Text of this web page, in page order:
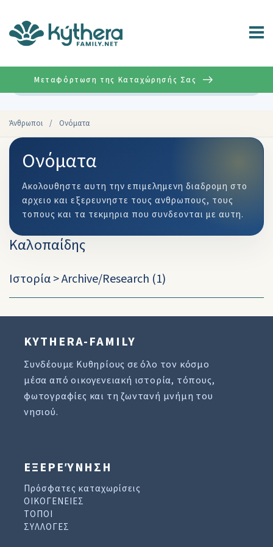
Άνθρωποι / Ονόματα
Μεταφόρτωση της Καταχώρησής Σας
Ονόματα
Ακολουθηστε αυτη την επιμελημενη διαδρομη στο
αρχειο και εξερευνηστε τους ανθρωπους, τους
τοπους και τα τεκμηρια που συνδεονται με αυτη.
Καλοπαίδης
Ιστορία>Archive/Research (1)
KYTHERA-FAMILY
Συνδέουμε Κυθηρίους σε όλο τον κόσμο
μέσα από οικογενειακή ιστορία, τόπους,
φωτογραφίες και τη ζωντανή μνήμη του
νησιού.
ΕΞΕΡΕΎΝΗΣΗ
Πρόσφατες καταχωρίσεις
ΟΙΚΟΓΕΝΕΙΕΣ
ΤΟΠΟΙ
ΣΥΛΛΟΓΕΣ